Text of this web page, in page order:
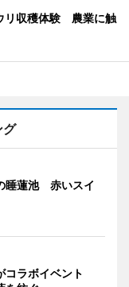
リ収穫体験 農業に触
グ
睡蓮池 赤いスイ
コラボイベント